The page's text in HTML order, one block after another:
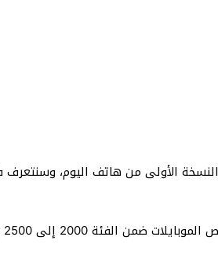
النسخة الأولى من هاتف اليوم، وسنتعرف